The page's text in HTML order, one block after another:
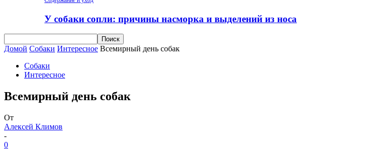
У собаки сопли: причины насморка и выделений из носа
Домой Собаки Интересное Всемирный день собак
Собаки
Интересное
Всемирный день собак
От
Алексей Климов
-
0